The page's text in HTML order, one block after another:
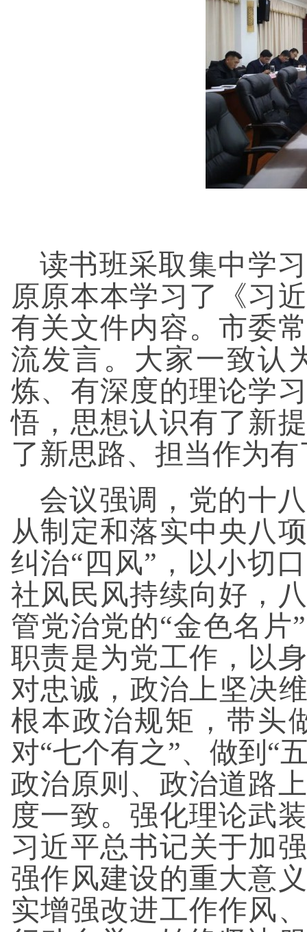
读书班采取集中学
原原本本学习了《习
有关文件内容。市委
流发言。大家一致认
炼、有深度的理论学
悟，思想认识有了新
了新思路、担当作为
会议强调，党的十
从制定和落实中央八
纠治“四风”，以小切
社风民风持续向好，
管党治党的“金色名片
职责是为党工作，以
对忠诚，政治上坚决
根本政治规矩，带头
对“七个有之”、做到“
政治原则、政治道路
度一致。强化理论武
习近平总书记关于加
强作风建设的重大意
实增强改进工作作风